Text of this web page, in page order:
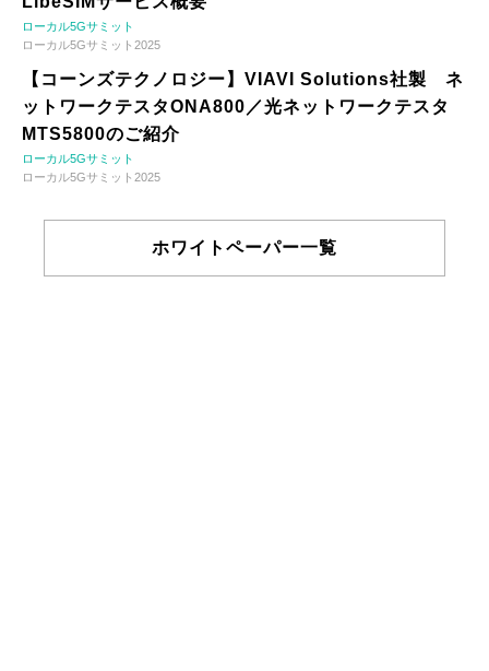
ローカル5Gサミット
ローカル5Gサミット2025
【コーンズテクノロジー】VIAVI Solutions社製 ネ
ットワークテスタONA800／光ネットワークテスタ
MTS5800のご紹介
ローカル5Gサミット
ローカル5Gサミット2025
ホワイトペーパー一覧